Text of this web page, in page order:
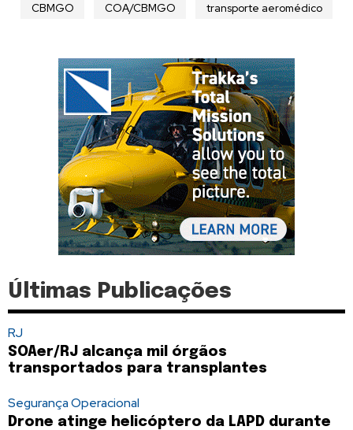
CBMGO COA/CBMGO transporte aeromédico
Últimas Publicações
RJ
SOAer/RJ alcança mil órgãos
transportados para transplantes
Segurança Operacional
Drone atinge helicóptero da LAPD durante